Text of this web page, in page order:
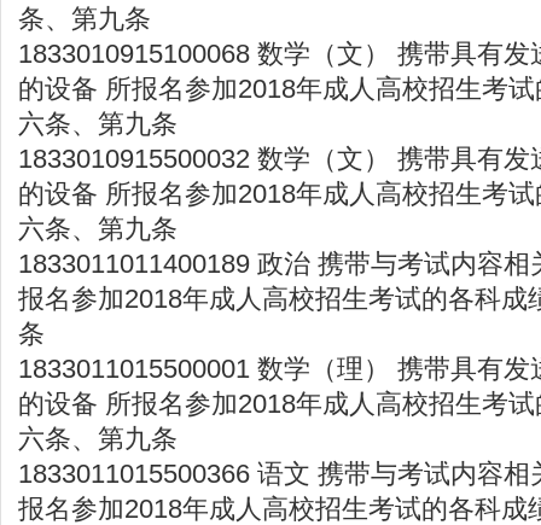
条、第九条
1833010915100068 数学（文） 携带具有
的设备 所报名参加2018年成人高校招生考
六条、第九条
1833010915500032 数学（文） 携带具有
的设备 所报名参加2018年成人高校招生考
六条、第九条
1833011011400189 政治 携带与考试内容
报名参加2018年成人高校招生考试的各科成
条
1833011015500001 数学（理） 携带具有
的设备 所报名参加2018年成人高校招生考
六条、第九条
1833011015500366 语文 携带与考试内容
报名参加2018年成人高校招生考试的各科成